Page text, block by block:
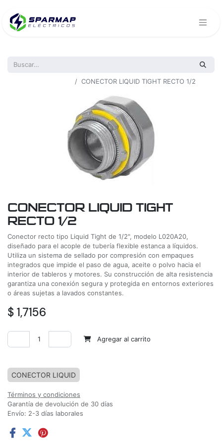
CONECTOR LIQUID TIGHT RECTO 1/2
CONECTOR LIQUID TIGHT
RECTO 1/2
Conector recto tipo Liquid Tight de 1/2", modelo L020A20,
diseñado para el acople de tubería flexible estanca a líquidos.
Utiliza un sistema de sellado por compresión con empaques
integrados que impide el paso de agua, aceite o polvo hacia el
interior de tableros y motores. Su construcción de alta resistencia
garantiza una conexión segura y protegida en entornos exteriores
o áreas sujetas a lavados constantes.
$ 1,7156
Agregar al carrito
CONECTOR LIQUID
Términos y condiciones
Garantía de devolución de 30 días
Envío: 2-3 días laborales